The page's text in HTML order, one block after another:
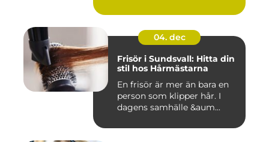
04. dec
Frisör i Sundsvall: Hitta din
stil hos Hårmästarna
En frisör är mer än bara en
person som klipper hår. I
dagens samhälle &aum...